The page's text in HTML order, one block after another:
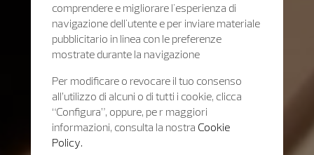
comprendere e migliorare l'esperienza di
navigazione dell'utente e per inviare materiale
pubblicitario in linea con le preferenze
mostrate durante la navigazione
Per modificare o revocare il tuo consenso
all’utilizzo di alcuni o di tutti i cookie, clicca
“Configura”, oppure, pe r maggiori
informazioni, consulta la nostra Cookie
Policy.